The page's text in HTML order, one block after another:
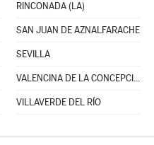
RINCONADA (LA)
SAN JUAN DE AZNALFARACHE
SEVILLA
VALENCINA DE LA CONCEPCIÓN
VILLAVERDE DEL RÍO